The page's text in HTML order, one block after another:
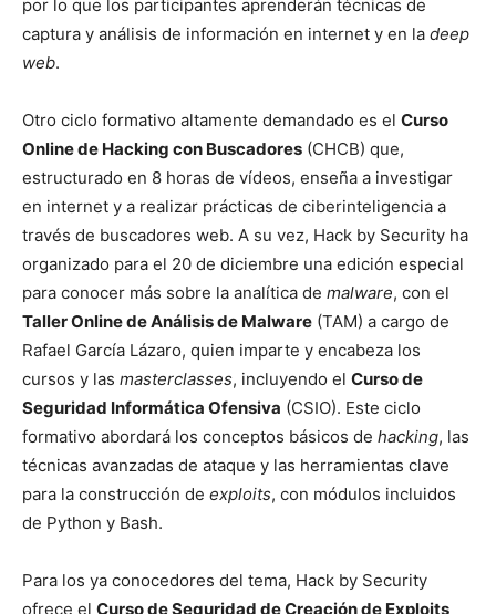
por lo que los participantes aprenderán técnicas de
captura y análisis de información en internet y en la deep
web.
Otro ciclo formativo altamente demandado es el Curso
Online de Hacking con Buscadores (CHCB) que,
estructurado en 8 horas de vídeos, enseña a investigar
en internet y a realizar prácticas de ciberinteligencia a
través de buscadores web. A su vez, Hack by Security ha
organizado para el 20 de diciembre una edición especial
para conocer más sobre la analítica de malware, con el
Taller Online de Análisis de Malware (TAM) a cargo de
Rafael García Lázaro, quien imparte y encabeza los
cursos y las masterclasses, incluyendo el Curso de
Seguridad Informática Ofensiva (CSIO). Este ciclo
formativo abordará los conceptos básicos de hacking, las
técnicas avanzadas de ataque y las herramientas clave
para la construcción de exploits, con módulos incluidos
de Python y Bash.
Para los ya conocedores del tema, Hack by Security
ofrece el Curso de Seguridad de Creación de Exploits